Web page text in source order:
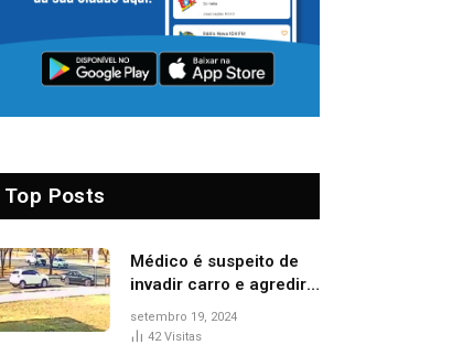
Top Posts
Médico é suspeito de
invadir carro e agredir
delegado aposentado
durante confusão no
setembro 19, 2024
42Visitas